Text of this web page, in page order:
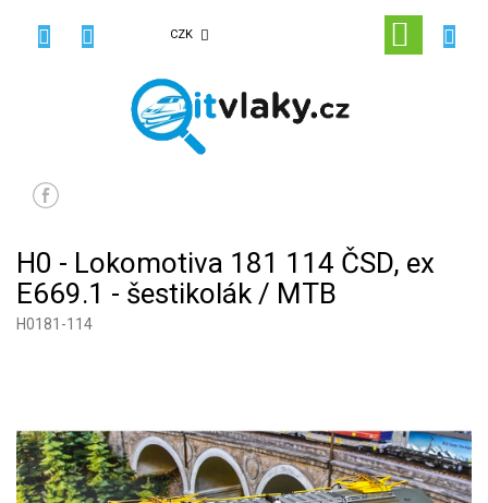
CZK
KOŠÍK
H0 - Lokomotiva 181 114 ČSD, ex
E669.1 - šestikolák / MTB
H0181-114